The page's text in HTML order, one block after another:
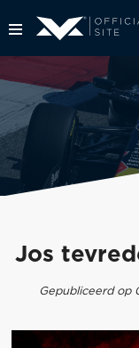
Jos
Gepubliceerd op